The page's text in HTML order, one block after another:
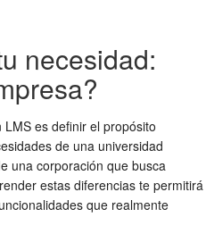
necesidad:
es definir el propósito
de una universidad
una corporación que busca
estas diferencias te permitirá
que realmente